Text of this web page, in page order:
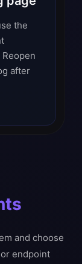
the
after
and choose
endpoint